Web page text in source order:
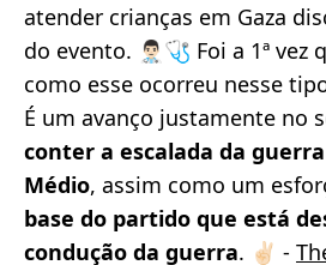
atender crianças em Gaza
do evento. 👨🏻‍⚕️🩺 Foi a 1ª
como esse ocorreu nesse
É um avanço justamente no
conter a escalada da
Médio, assim como um
base do partido que está
condução da guerra. ✌🏻 -